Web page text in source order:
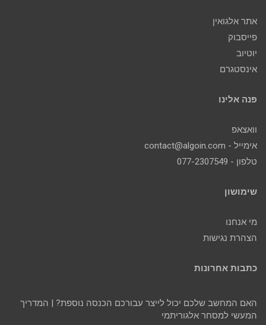
אתר אלגואין
פייסבוק
יוטיוב
אינסטגרם
פנה אלינו
וואצאפ
אימייל - contact@algoin.com
טלפון - 077-2307549
שימושון
מי אנחנו
הצהרת נגישות
כתבות אחרונות
האם המחשב שלכם יכול לייצר עבורכם הכנסה נוספת? | המדריך
המעשי למסחר אלגוריתמי